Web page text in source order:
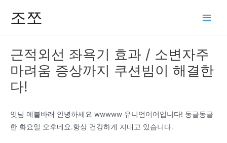
조쪼
근적외선 좌욕기 효과 / 소변자주
마려움 증상까지 쿠션빔이 해결한
다!
잇님 에블바래 안녕하세요 wwwww 유니언이어입니다! 동글동글
한 화요일 오후네요.항상 건강하게 지내고 있습니다.